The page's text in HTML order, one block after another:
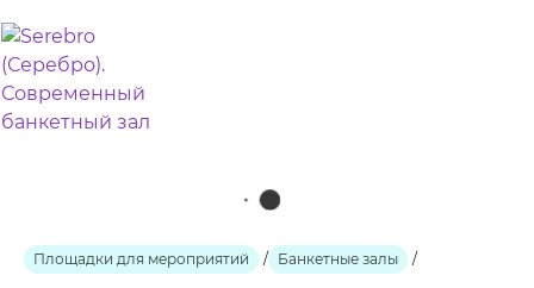
Площадки для мероприятий / Банкетные залы /